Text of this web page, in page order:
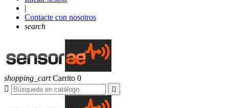
|
Contacte con nosotros
search
shopping_cart Carrito 0

